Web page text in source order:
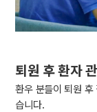
퇴원 후 환자
환우 분들이 퇴원
습니다.